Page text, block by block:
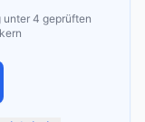
unter 4 geprüften